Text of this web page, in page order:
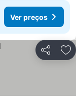
Ver preços
Partilhar